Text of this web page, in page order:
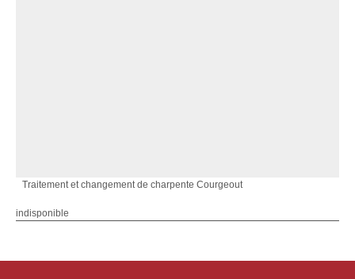
Traitement et changement de charpente Courgeout
indisponible